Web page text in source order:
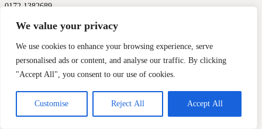
We value your privacy
We use cookies to enhance your browsing experience, serve
personalised ads or content, and analyse our traffic. By clicking
"Accept All", you consent to our use of cookies.
Customise Reject All Accept All
0172 1382689
© 2017 – 2026 Ashihara.de – Impressum & Datenschutz
Diese Website benutzt Cookies, Google Analytics und Facebook
Pixels, um Ihnen ein optimales Ergebnis zu liefern. Wir aktivieren
diese Werkzeuge erst mit Ihrer Zustimmung. Einverstanden
Nein, nicht einverstanden
Mehr Informationen